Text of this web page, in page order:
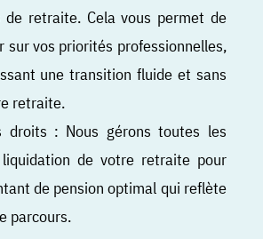
de retraite. Cela vous permet de
sur vos priorités professionnelles,
une transition fluide et sans
retraite.
droits : Nous gérons toutes les
de votre retraite pour
de pension optimal qui reflète
parcours.